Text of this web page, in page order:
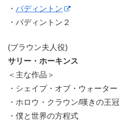
・ パディントン
・パディントン２
(ブラウン夫人役)
サリー・ホーキンス
＜主な作品＞
・シェイプ・オブ・ウォーター
・ホロウ・クラウン/嘆きの王
・僕と世界の方程式